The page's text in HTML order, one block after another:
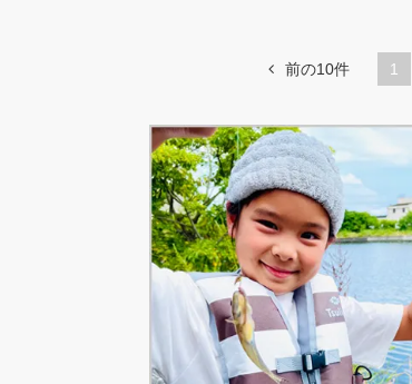
前の10件 1